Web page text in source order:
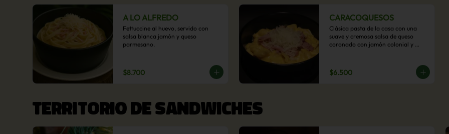
A LO ALFREDO
Fettuccine al huevo, servido con
salsa blanca jamón y queso
parmesano.
$8.700
CARACOQUESOS
Clásica pasta de la casa con una
suave y cremosa salsa de queso
coronado con jamón colonial y
$6.500
TERRITORIO DE SANDWICHES